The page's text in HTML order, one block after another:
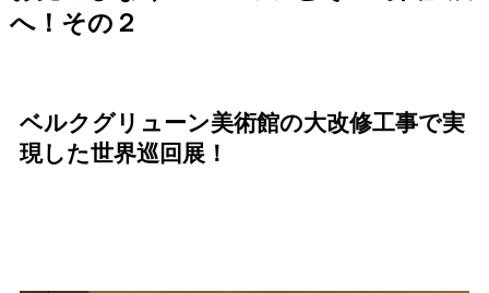
へ！その２
ベルクグリューン美術館の大改修工事で実
現した世界巡回展！